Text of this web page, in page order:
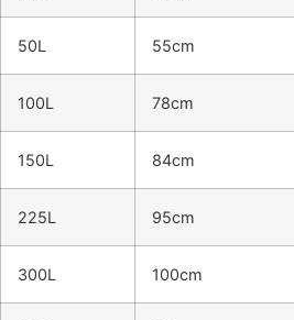
50L 55cm
100L 78cm
150L 84cm
225L 95cm
300L 100cm